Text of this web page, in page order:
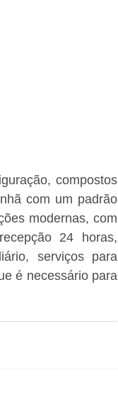
compostos
com um padrão
modernas, com
24 horas,
serviços para
é necessário para